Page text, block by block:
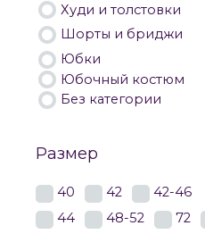
Худи и толстовки
Шорты и бриджи
Юбки
Юбочный костюм
Без категории
Размер
40 42
42-46
44
48-52 72